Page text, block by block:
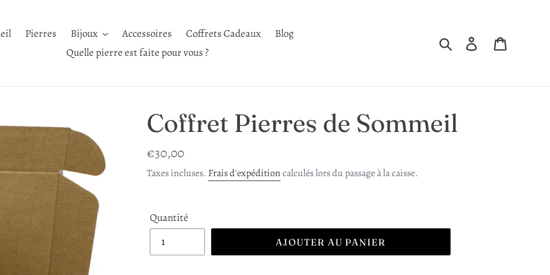
Pierres Bijoux Accessoires Coffrets Cadeaux
Blog
Quelle pierre est faite pour vous ?
RechercherSe connecter
Coffret Pierres de Sommeil
Prix
normal
€30,00
Taxes incluses. Frais d'expéditioncalculés lors du passage à la caisse.
Quantité
AJOUTER AU PANIER